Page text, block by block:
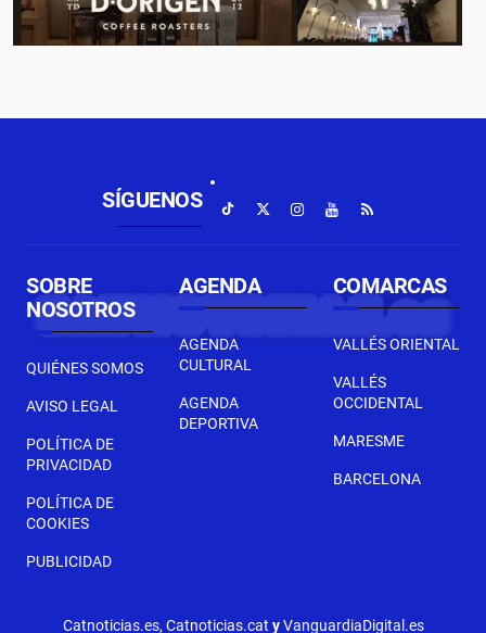
SÍGUENOS
SOBRE
NOSOTROS
QUIÉNES SOMOS
AVISO LEGAL
POLÍTICA DE
PRIVACIDAD
POLÍTICA DE
COOKIES
PUBLICIDAD
AGENDA
AGENDA
CULTURAL
AGENDA
DEPORTIVA
COMARCAS
VALLÉS ORIENTAL
VALLÉS
OCCIDENTAL
MARESME
BARCELONA
Catnoticias.es, Catnoticias.cat yVanguardiaDigital.es